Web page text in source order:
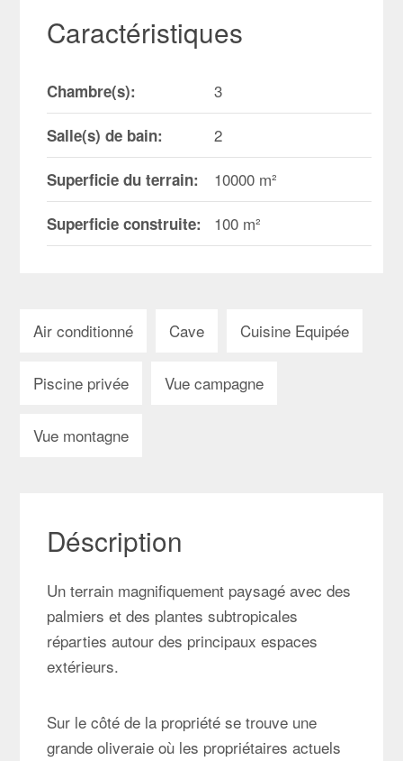
Caractéristiques
Chambre(s): 3
Salle(s) de bain: 2
Superficie du terrain: 10000 m²
Superficie construite: 100 m²
Air conditionné Cave Cuisine Equipée
Piscine privée Vue campagne
Vue montagne
Déscription
Un terrain magnifiquement paysagé avec des
palmiers et des plantes subtropicales
réparties autour des principaux espaces
extérieurs.
Sur le côté de la propriété se trouve une
grande oliveraie où les propriétaires actuels